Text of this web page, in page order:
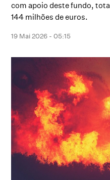
com apoio deste fundo,
144 milhões de euros.
19 Mai 2026 - 05:15